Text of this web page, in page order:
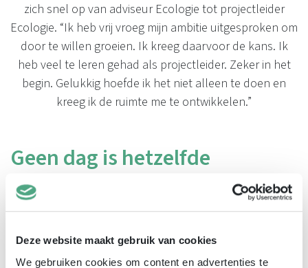
Deze website maakt gebruik van cookies
We gebruiken cookies om content en advertenties te
zich snel op van adviseur Ecologie tot projectleider
Ecologie. “Ik heb vrij vroeg mijn ambitie uitgesproken om
door te willen groeien. Ik kreeg daarvoor de kans. Ik
heb veel te leren gehad als projectleider. Zeker in het
begin. Gelukkig hoefde ik het niet alleen te doen en
kreeg ik de ruimte me te ontwikkelen.”
Geen dag is hetzelfde
Haar werk is divers. “Ik heb altijd wel ergens een overleg
met een van mijn teamleden over een project, een werk-
spreek ik regelmatig met opdrachtgevers over de
voortgang van onze projecten. Vanuit mijn